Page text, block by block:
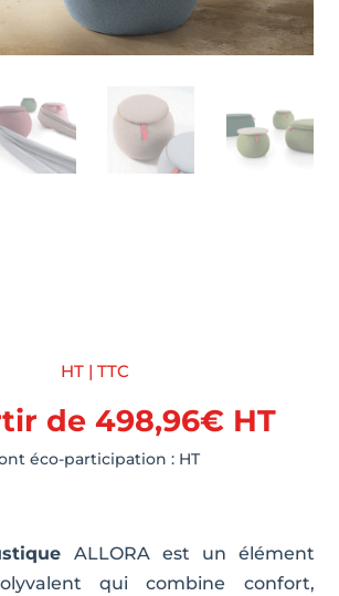
HT | TTC
de 498,96€HT
éco-participation : HT
ALLORA est un élément
qui combine confort,